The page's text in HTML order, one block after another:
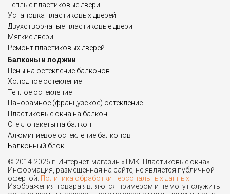
Теплые пластиковые двери
Установка пластиковых дверей
Двухстворчатые пластиковые двери
Мягкие двери
Ремонт пластиковых дверей
Балконы и лоджии
Цены на остекление балконов
Холодное остекление
Теплое остекление
Панорамное (французское) остекление
Пластиковые окна на балкон
Стеклопакеты на балкон
Алюминиевое остекление балконов
Балконный блок
© 2014-2026 г. Интернет-магазин «ТМК. Пластиковые окна»
Информация, размещенная на сайте, не является публичной
офертой. Политика обработки персональных данных
Изображения товара являются примером и не могут служить